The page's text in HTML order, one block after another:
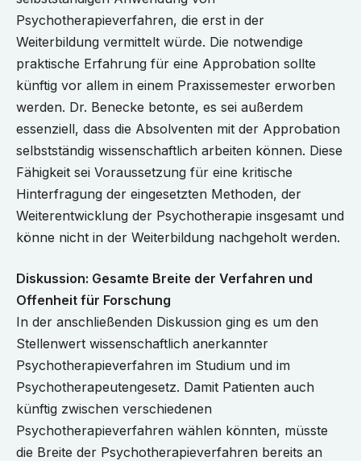
Psychotherapieverfahren, die erst in der
Weiterbildung vermittelt würde. Die notwendige
praktische Erfahrung für eine Approbation sollte
künftig vor allem in einem Praxissemester erworben
werden. Dr. Benecke betonte, es sei außerdem
essenziell, dass die Absolventen mit der Approbation
selbstständig wissenschaftlich arbeiten können. Diese
Fähigkeit sei Voraussetzung für eine kritische
Hinterfragung der eingesetzten Methoden, der
Weiterentwicklung der Psychotherapie insgesamt und
könne nicht in der Weiterbildung nachgeholt werden.
Diskussion: Gesamte Breite der Verfahren und
Offenheit für Forschung
In der anschließenden Diskussion ging es um den
Stellenwert wissenschaftlich anerkannter
Psychotherapieverfahren im Studium und im
Psychotherapeutengesetz. Damit Patienten auch
künftig zwischen verschiedenen
Psychotherapieverfahren wählen könnten, müsste
die Breite der Psychotherapieverfahren bereits an